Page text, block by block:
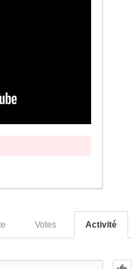
Activité
Votes